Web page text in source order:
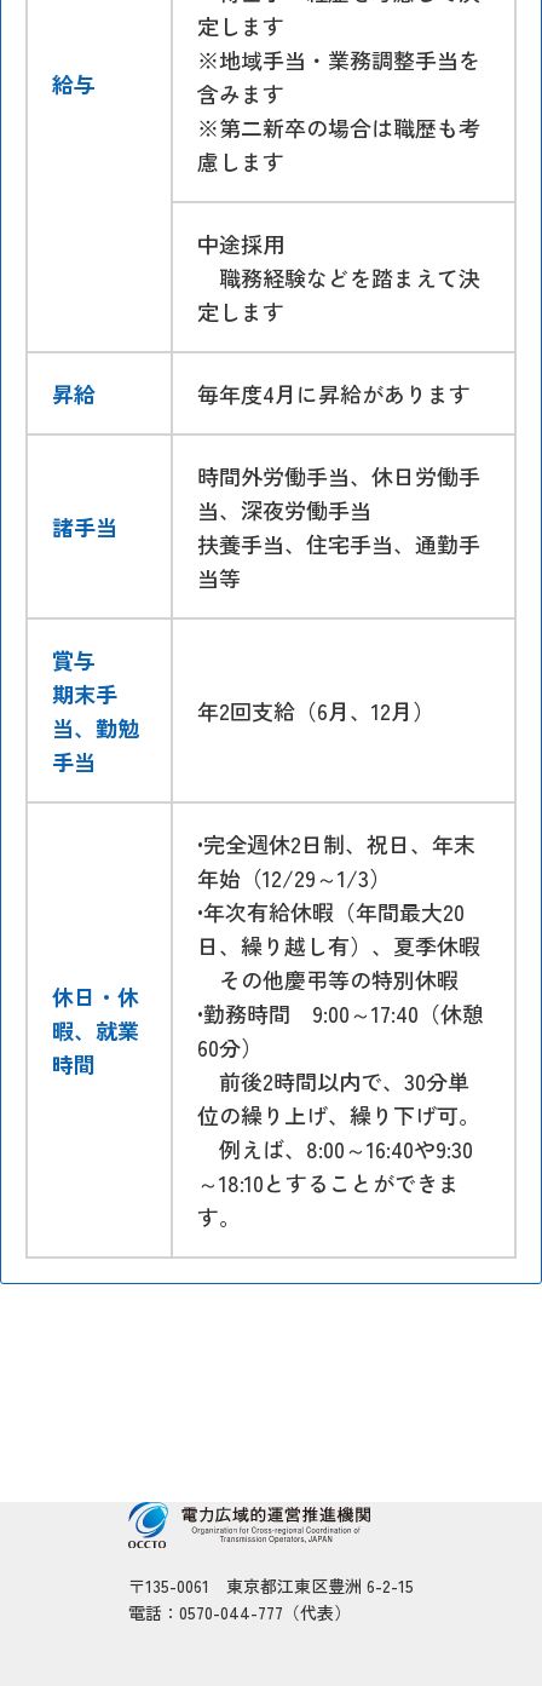
給与
定します
※地域手当・業務調整手当を
含みます
※第二新卒の場合は職歴も考
慮します
中途採用
職務経験などを踏まえて決
定します
昇給 毎年度4月に昇給があります
諸手当
時間外労働手当、休日労働手
当、深夜労働手当
扶養手当、住宅手当、通勤手
当等
賞与
期末手
当、勤勉
手当
年2回支給（6月、12月）
休日・休
暇、就業
時間
•完全週休2日制、祝日、年末
年始（12/29～1/3）
•年次有給休暇（年間最大20
日、繰り越し有）、夏季休暇
その他慶弔等の特別休暇
•勤務時間 9:00～17:40（休憩
60分）
前後2時間以内で、30分単
位の繰り上げ、繰り下げ可。
例えば、8:00～16:40や9:30
～18:10とすることができま
す。
〒135-0061 東京都江東区豊洲 6-2-15
電話：0570-044-777（代表）